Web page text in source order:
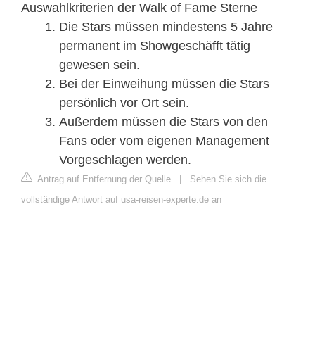
Auswahlkriterien der Walk of Fame Sterne
Die Stars müssen mindestens 5 Jahre
permanent im Showgeschäfft tätig
gewesen sein.
Bei der Einweihung müssen die Stars
persönlich vor Ort sein.
Außerdem müssen die Stars von den
Fans oder vom eigenen Management
Vorgeschlagen werden.
Antrag auf Entfernung der Quelle
Sehen Sie sich die
vollständige Antwort auf usa-reisen-experte.de an